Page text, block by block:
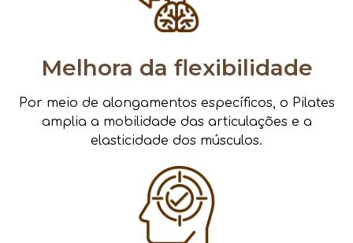
Melhora da flexibilidade
Por meio de alongamentos específicos, o Pilates
amplia a mobilidade das articulações e a
elasticidade dos músculos.